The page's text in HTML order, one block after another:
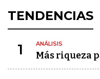
TENDENCIAS
1 ANÁLISIS
Más riqueza